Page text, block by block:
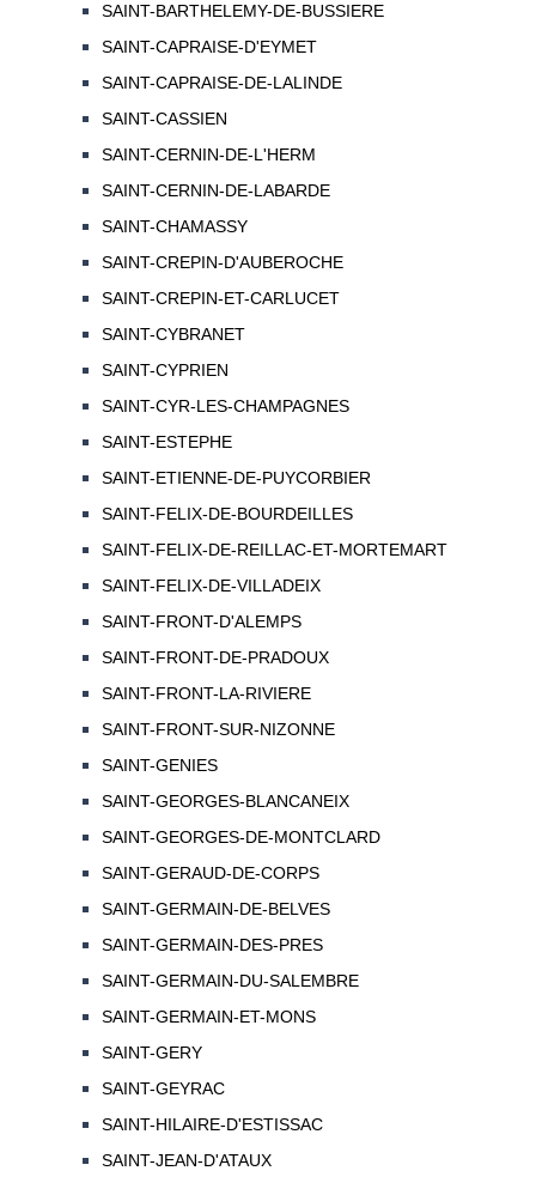
SAINT-BARTHELEMY-DE-BUSSIERE
SAINT-CAPRAISE-D'EYMET
SAINT-CAPRAISE-DE-LALINDE
SAINT-CASSIEN
SAINT-CERNIN-DE-L'HERM
SAINT-CERNIN-DE-LABARDE
SAINT-CHAMASSY
SAINT-CREPIN-D'AUBEROCHE
SAINT-CREPIN-ET-CARLUCET
SAINT-CYBRANET
SAINT-CYPRIEN
SAINT-CYR-LES-CHAMPAGNES
SAINT-ESTEPHE
SAINT-ETIENNE-DE-PUYCORBIER
SAINT-FELIX-DE-BOURDEILLES
SAINT-FELIX-DE-REILLAC-ET-MORTEMART
SAINT-FELIX-DE-VILLADEIX
SAINT-FRONT-D'ALEMPS
SAINT-FRONT-DE-PRADOUX
SAINT-FRONT-LA-RIVIERE
SAINT-FRONT-SUR-NIZONNE
SAINT-GENIES
SAINT-GEORGES-BLANCANEIX
SAINT-GEORGES-DE-MONTCLARD
SAINT-GERAUD-DE-CORPS
SAINT-GERMAIN-DE-BELVES
SAINT-GERMAIN-DES-PRES
SAINT-GERMAIN-DU-SALEMBRE
SAINT-GERMAIN-ET-MONS
SAINT-GERY
SAINT-GEYRAC
SAINT-HILAIRE-D'ESTISSAC
SAINT-JEAN-D'ATAUX